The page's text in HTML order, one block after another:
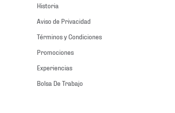
Historia
Aviso de Privacidad
Términos y Condiciones
Promociones
Experiencias
Bolsa De Trabajo